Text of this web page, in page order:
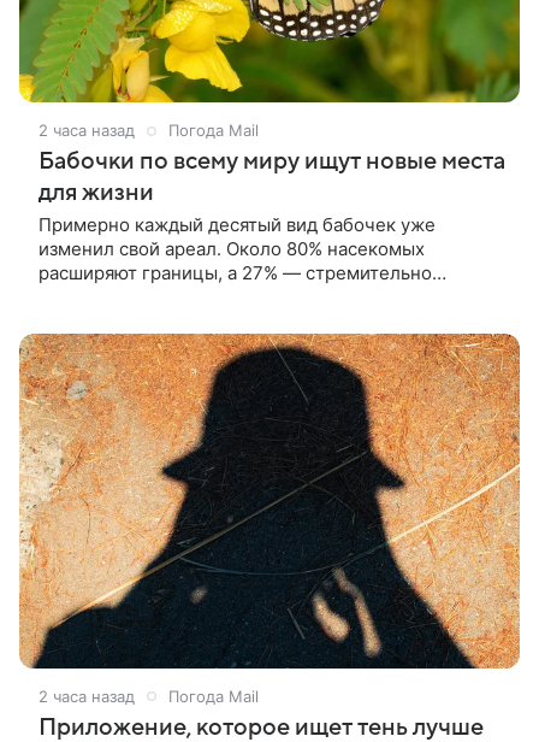
2 часа назад Погода Mail
Бабочки по всему миру ищут новые места
для жизни
Примерно каждый десятый вид бабочек уже
изменил свой ареал. Около 80% насекомых
расширяют границы, а 27% — стремительно
2 часа назад Погода Mail
Приложение, которое ищет тень лучше